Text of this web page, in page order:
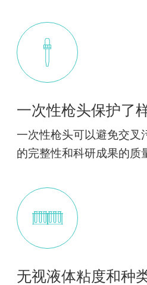
一次性枪头保护了
一次性枪头可以避免交叉
的完整性和科研成果的质
无视液体粘度和种